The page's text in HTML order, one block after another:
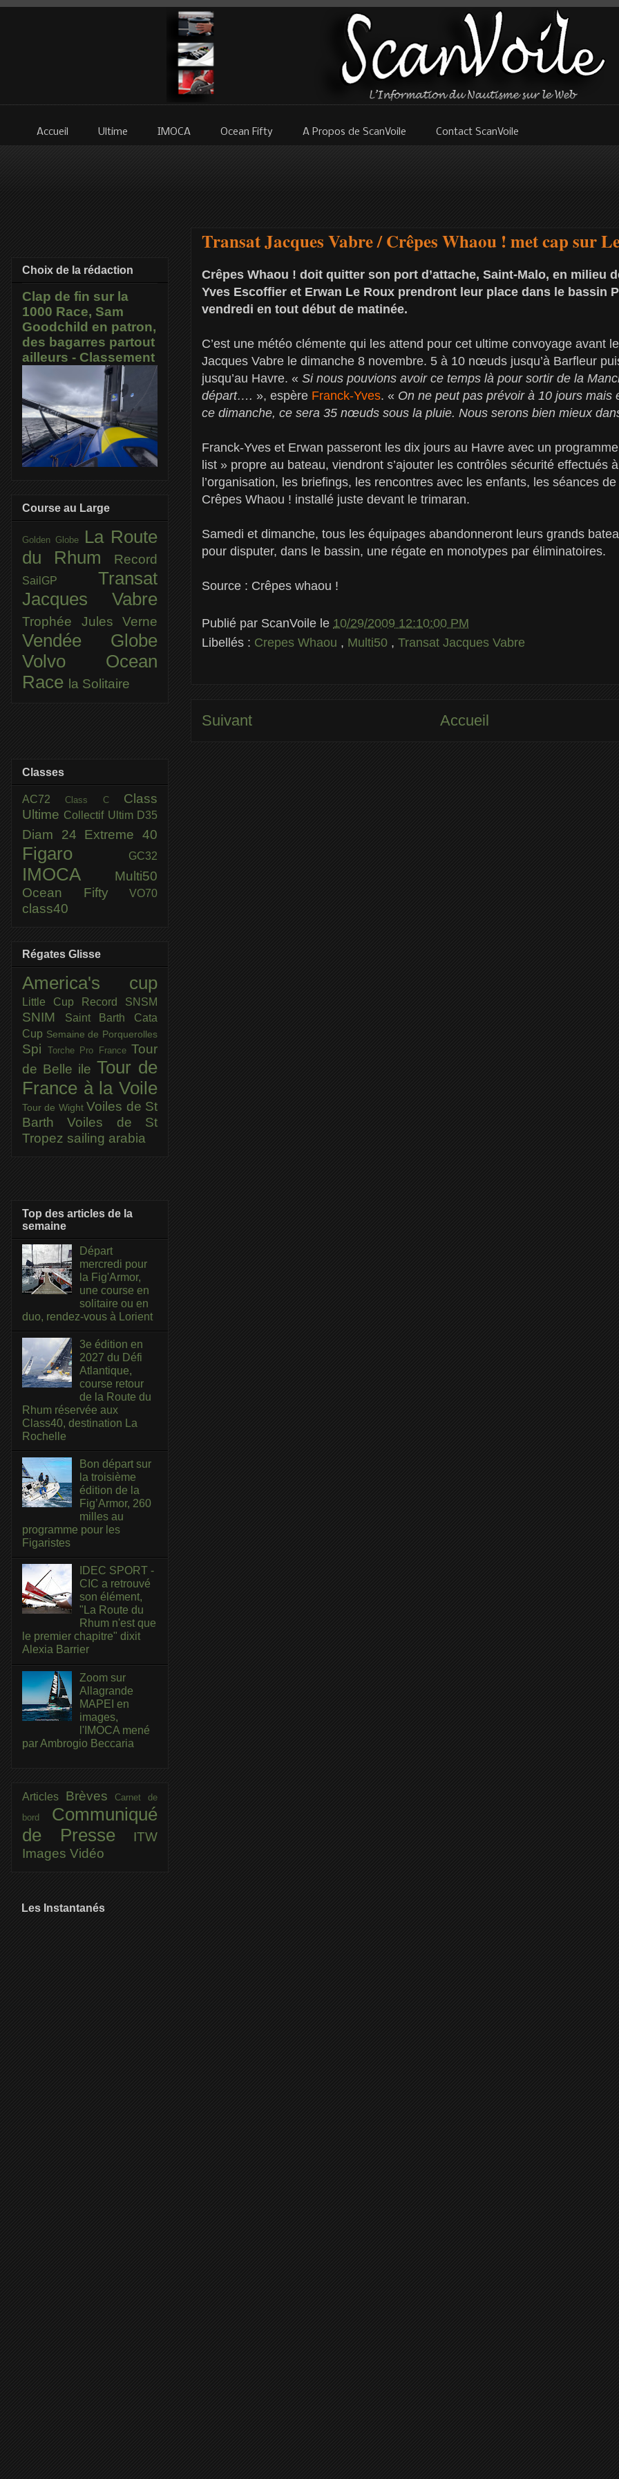
Accueil Ultime IMOCA Ocean Fifty A Propos de ScanVoile Contact ScanVoile
Transat Jacques Vabre / Crêpes Whaou ! met cap sur
Crêpes Whaou ! doit quitter son port d’attache, Saint-Malo, en milieu
Yves Escoffier et Erwan Le Roux prendront leur place dans le bassin
vendredi en tout début de matinée.
C’est une météo clémente qui les attend pour cet ultime convoyage avant
Jacques Vabre le dimanche 8 novembre. 5 à 10 nœuds jusqu’à Barfleur
jusqu’au Havre. « Si nous pouvions avoir ce temps là pour sortir de la
départ…. », espère Franck-Yves. « On ne peut pas prévoir à 10 jours mais
ce dimanche, ce sera 35 nœuds sous la pluie. Nous serons bien mieux
Franck-Yves et Erwan passeront les dix jours au Havre avec un
list » propre au bateau, viendront s’ajouter les contrôles sécurité effectués
l’organisation, les briefings, les rencontres avec les enfants, les séances
Crêpes Whaou ! installé juste devant le trimaran.
Samedi et dimanche, tous les équipages abandonneront leurs grands
pour disputer, dans le bassin, une régate en monotypes par éliminatoires.
Source : Crêpes whaou !
Publié par ScanVoile le 10/29/2009 12:10:00 PM
Libellés : Crepes Whaou , Multi50 , Transat Jacques Vabre
Suivant Accueil
Choix de la rédaction
Clap de fin sur la
1000 Race, Sam
Goodchild en patron,
des bagarres partout
ailleurs - Classement
Course au Large
Golden Globe
La Route
du Rhum
Record
SailGP Transat
Jacques Vabre
Trophée Jules Verne
Vendée Globe
Volvo Ocean
Race la Solitaire
Classes
AC72Class C Class
Ultime Collectif Ultim D35
Diam 24 Extreme 40
Figaro GC32
IMOCA
Multi50
Ocean Fifty
VO70
class40
Régates Glisse
America's cup
Little Cup Record SNSM
SNIM
Saint Barth Cata
Cup Semaine de Porquerolles
Spi Torche Pro France Tour
de Belle ile Tour de
France à la Voile
Tour de Wight Voiles de St
BarthVoiles de St
Tropez sailing arabia
Top des articles de la
semaine
Départ
mercredi pour
la Fig'Armor,
une course en
solitaire ou en
duo, rendez-vous à Lorient
3e édition en
2027 du Défi
Atlantique,
course retour
de la Route du
Rhum réservée aux
Class40, destination La
Rochelle
Bon départ sur
la troisième
édition de la
Fig’Armor, 260
milles au
programme pour les
Figaristes
IDEC SPORT -
CIC a retrouvé
son élément,
"La Route du
Rhum n'est que
le premier chapitre" dixit
Alexia Barrier
Zoom sur
Allagrande
MAPEI en
images,
l'IMOCA mené
par Ambrogio Beccaria
Articles BrèvesCarnet de
bord Communiqué
de Presse
ITW
Images Vidéo
Les Instantanés